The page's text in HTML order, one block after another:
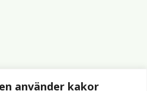
använder kakor